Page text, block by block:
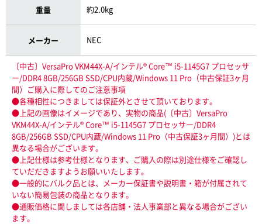
重量 約2.0kg
メーカー NEC
〔中古〕VersaPro VKM44X-A/インテル® Core™ i5-1145G7 プロセッサ
ー/DDR4 8GB/256GB SSD/CPU内蔵/Windows 11 Pro（中古保証3ヶ月
間）ご購入に際してのご注意事項
●各種相性につきましては保証外とさせて頂いております。
●上記の画像はイメージであり、実物の商品(〔中古〕VersaPro
VKM44X-A/インテル® Core™ i5-1145G7 プロセッサー/DDR4
8GB/256GB SSD/CPU内蔵/Windows 11 Pro（中古保証3ヶ月間）)とは
異なる場合がございます。
●上記仕様は参考仕様となります、ご購入の際は別途仕様をご確認し
ていだだきますようお願いいたします。
●一般的にバルク品とは、メーカー保証書や説明書・箱が付属されて
いない簡易包装の商品となります。
●通販価格に関しましては各店舗・法人事業部と異なる場合がござい
ます。